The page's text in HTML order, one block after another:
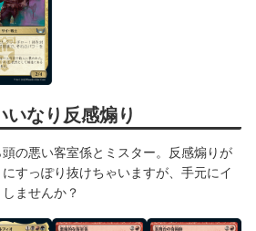
いなり反感煽り
の悪い客室係とミスター。反感煽りが
すっぽり抜けちゃいますが、手元にイ
ませんか？